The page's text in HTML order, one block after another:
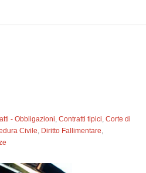
- Obbligazioni,Contratti tipici,Corte di
Civile, Diritto Fallimentare,